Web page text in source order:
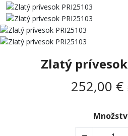
Zlatý prívesok
252,00 €